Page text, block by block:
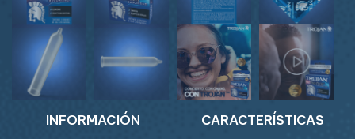
INFORMACIÓN CARACTERÍSTICAS